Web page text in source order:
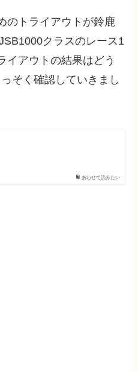
のトライアウトが鈴鹿
クラスのレース1
イアウトの結果はどう
そく確認していきまし
あわせて読みたい